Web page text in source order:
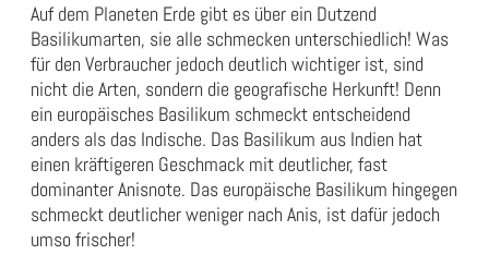
Auf dem Planeten Erde gibt es über ein Dutzend
Basilikumarten, sie alle schmecken unterschiedlich! Was
für den Verbraucher jedoch deutlich wichtiger ist, sind
nicht die Arten, sondern die geografische Herkunft! Denn
ein europäisches Basilikum schmeckt entscheidend
anders als das Indische. Das Basilikum aus Indien hat
einen kräftigeren Geschmack mit deutlicher, fast
dominanter Anisnote. Das europäische Basilikum hingegen
schmeckt deutlicher weniger nach Anis, ist dafür jedoch
umso frischer!